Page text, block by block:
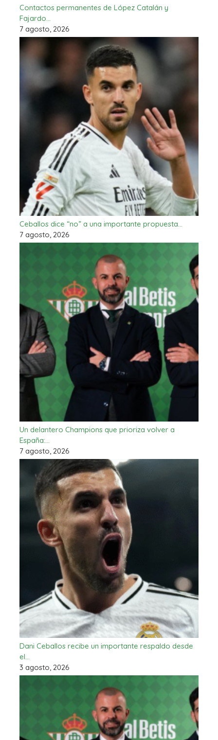
Contactos permanentes de López Catalán y
Fajardo…
7 agosto, 2026
Ceballos dice “no” a una importante propuesta…
7 agosto, 2026
Un delantero Champions que prioriza volver a
España:…
7 agosto, 2026
Dani Ceballos recibe un importante respaldo desde
el…
3 agosto, 2026